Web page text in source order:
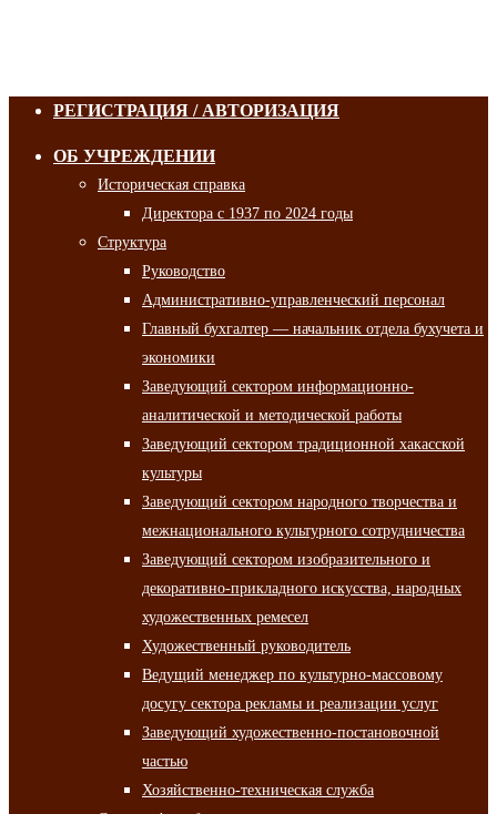
РЕГИСТРАЦИЯ / АВТОРИЗАЦИЯ
ОБ УЧРЕЖДЕНИИ
Историческая справка
Директора с 1937 по 2024 годы
Структура
Руководство
Административно-управленческий персонал
Главный бухгалтер — начальник отдела бухучета и
экономики
Заведующий сектором информационно-
аналитической и методической работы
Заведующий сектором традиционной хакасской
культуры
Заведующий сектором народного творчества и
межнационального культурного сотрудничества
Заведующий сектором изобразительного и
декоративно-прикладного искусства, народных
художественных ремесел
Художественный руководитель
Ведущий менеджер по культурно-массовому
досугу сектора рекламы и реализации услуг
Заведующий художественно-постановочной
частью
Хозяйственно-техническая служба